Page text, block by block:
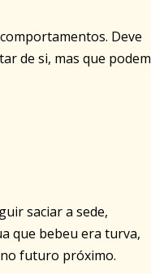
Deve
de si, mas que podem
saciar a sede,
que bebeu era turva,
futuro próximo.